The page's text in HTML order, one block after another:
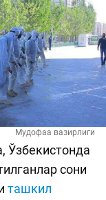
Мудофаа вазирлиги
Ўзбекистонда
сони
ташкил